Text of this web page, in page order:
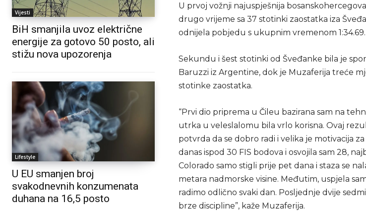
Vijesti
BiH smanjila uvoz električne
energije za gotovo 50 posto, ali
stižu nova upozorenja
Lifestyle
U EU smanjen broj
svakodnevnih konzumenata
duhana na 16,5 posto
U prvoj vožnji najuspješnija
drugo vrijeme sa 37 stotinki zaostatka iza
odnijela pobjedu s ukupnim vremenom 1:34.69.
Sekundu i šest stotinki od Šveđanke bila je
Baruzzi iz Argentine, dok je Muzaferija treće
stotinke zaostatka.
“Prvi dio priprema u Čileu bazirana sam na
utrka u veleslalomu bila vrlo korisna. Ovaj
potvrda da se dobro radi i velika je motivacija
danas ispod 30 FIS bodova i osvojila sam 28,
Colorado samo stigli prije pet dana i staza se
metara nadmorske visine. Međutim, uspjela
radimo odlično svaki dan. Posljednje dvije
brze discipline”, kaže Muzaferija.